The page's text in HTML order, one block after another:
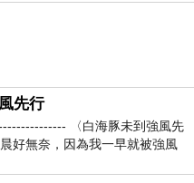
先行
〈白海豚未到強風先
無奈，因為我一早就被強風